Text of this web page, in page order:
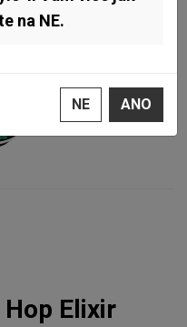
na NE.
NE ANO